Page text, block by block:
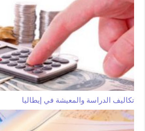
تكاليف الدراسة والمعيشة في إيطاليا